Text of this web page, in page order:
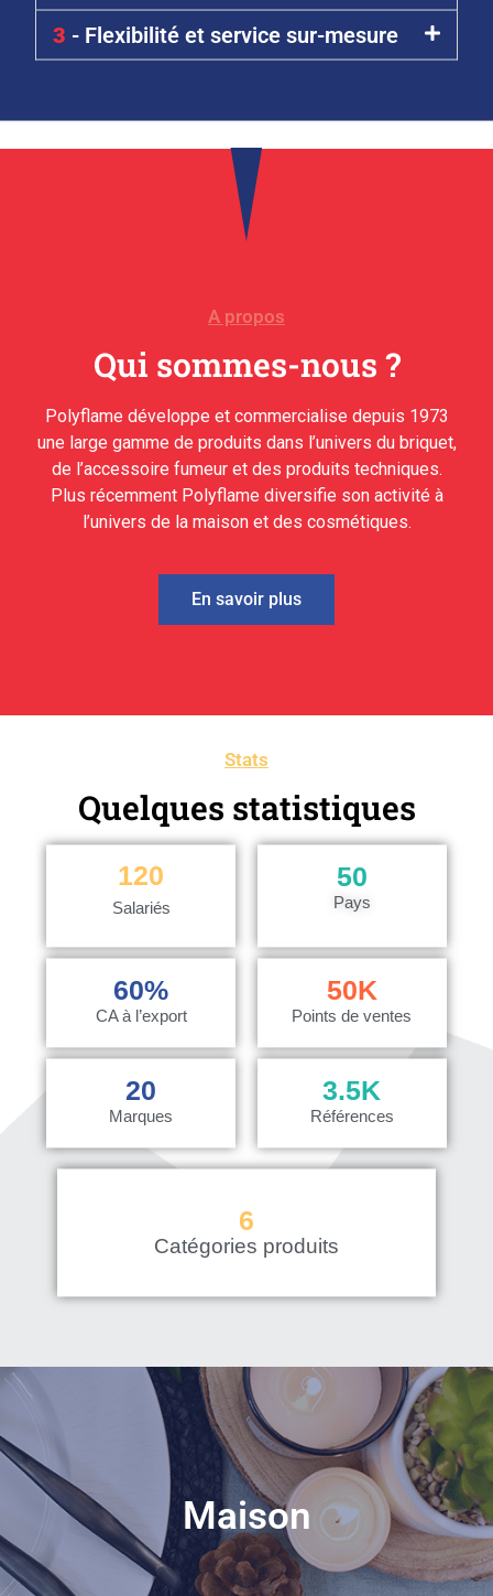
3 - Flexibilité et service sur-mesure
A propos
Qui sommes-nous ?
Polyflame développe et commercialise depuis 1973
une large gamme de produits dans l’univers du briquet,
de l’accessoire fumeur et des produits techniques.
Plus récemment Polyflame diversifie son activité à
l’univers de la maison et des cosmétiques.
En savoir plus
Stats
Quelques statistiques
Salariés
120
Pays
50
CA à l’export
60%
Points de ventes
50K
Marques
20
Références
3.5K
Catégories produits
6
Maison
Maison
Plaisir d'offrir, joie de recevoir : couteaux, balances, carafes
pour le vin, sceaux à glaçons, paniers pique-nique, autant
d'idées cadeaux élégantes et raffinées.
En savoir plus